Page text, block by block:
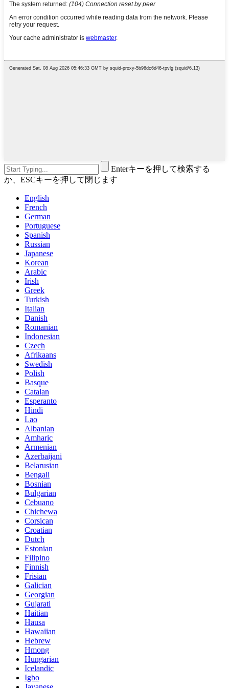
Enterキーを押して検索する
か、ESCキーを押して閉じます
English
French
German
Portuguese
Spanish
Russian
Japanese
Korean
Arabic
Irish
Greek
Turkish
Italian
Danish
Romanian
Indonesian
Czech
Afrikaans
Swedish
Polish
Basque
Catalan
Esperanto
Hindi
Lao
Albanian
Amharic
Armenian
Azerbaijani
Belarusian
Bengali
Bosnian
Bulgarian
Cebuano
Chichewa
Corsican
Croatian
Dutch
Estonian
Filipino
Finnish
Frisian
Galician
Georgian
Gujarati
Haitian
Hausa
Hawaiian
Hebrew
Hmong
Hungarian
Icelandic
Igbo